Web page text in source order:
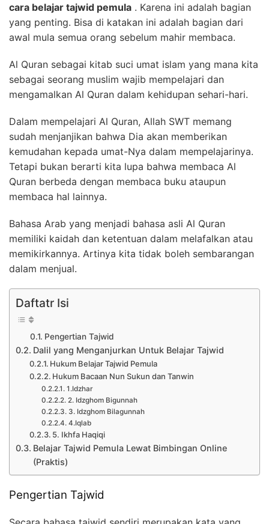
cara belajar tajwid pemula . Karena ini adalah bagian
yang penting. Bisa di katakan ini adalah bagian dari
awal mula semua orang sebelum mahir membaca.
Al Quran sebagai kitab suci umat islam yang mana kita
sebagai seorang muslim wajib mempelajari dan
mengamalkan Al Quran dalam kehidupan sehari-hari.
Dalam mempelajari Al Quran, Allah SWT memang
sudah menjanjikan bahwa Dia akan memberikan
kemudahan kepada umat-Nya dalam mempelajarinya.
Tetapi bukan berarti kita lupa bahwa membaca Al
Quran berbeda dengan membaca buku ataupun
membaca hal lainnya.
Bahasa Arab yang menjadi bahasa asli Al Quran
memiliki kaidah dan ketentuan dalam melafalkan atau
memikirkannya. Artinya kita tidak boleh sembarangan
dalam menjual.
Daftatr Isi
Pengertian Tajwid
Dalil yang Menganjurkan Untuk Belajar Tajwid
Hukum Belajar Tajwid Pemula
Hukum Bacaan Nun Sukun dan Tanwin
1.Idzhar
2. Idzghom Bigunnah
3. Idzghom Bilagunnah
4.Iqlab
5. Ikhfa Haqiqi
Belajar Tajwid Pemula Lewat Bimbingan Online
(Praktis)
Pengertian Tajwid